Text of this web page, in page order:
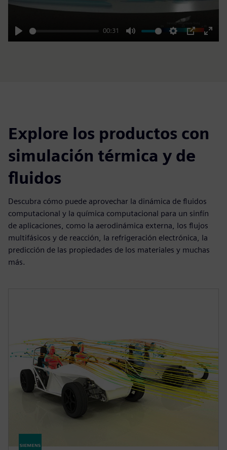
Play
00:31
Mute Settings
PIP
Enter
Explore los productos con
simulación térmica y de
fluidos
Descubra cómo puede aprovechar la dinámica de fluidos
computacional y la química computacional para un sinfín
de aplicaciones, como la aerodinámica externa, los flujos
multifásicos y de reacción, la refrigeración electrónica, la
predicción de las propiedades de los materiales y muchas
más.